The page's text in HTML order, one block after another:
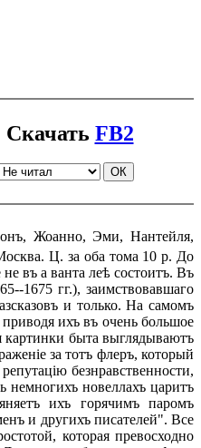
Скачать FB2
Жоанно, Эми, Нантейля,
Ц. за оба тома 10 р. До
въ а ванта леѣ состоитъ. Въ
1675 гг.), заимствовавшаго
и только. На самомъ
ихъ въ очень большое
картинки быта выглядываютъ
за тотъ флеръ, который
безнравственности,
немногихъ новеллахъ царитъ
ихъ горячимъ паромъ
и другихъ писателей". Все
которая превосходно